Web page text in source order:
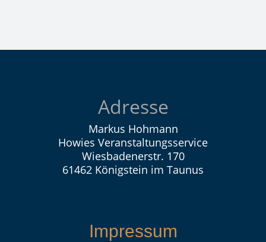
Adresse
Markus Hohmann
Howies Veranstaltungsservice
Wiesbadenerstr. 170
61462 Königstein im Taunus
Impressum